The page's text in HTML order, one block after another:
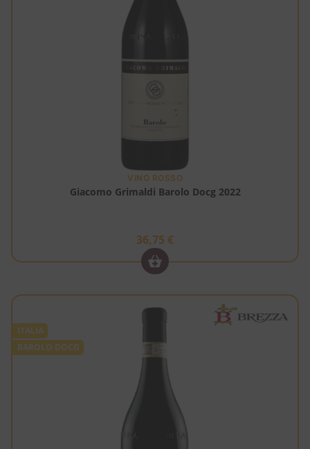
VINO ROSSO
Giacomo Grimaldi Barolo Docg 2022
36,75 €
ITALIA
BAROLO DOCG